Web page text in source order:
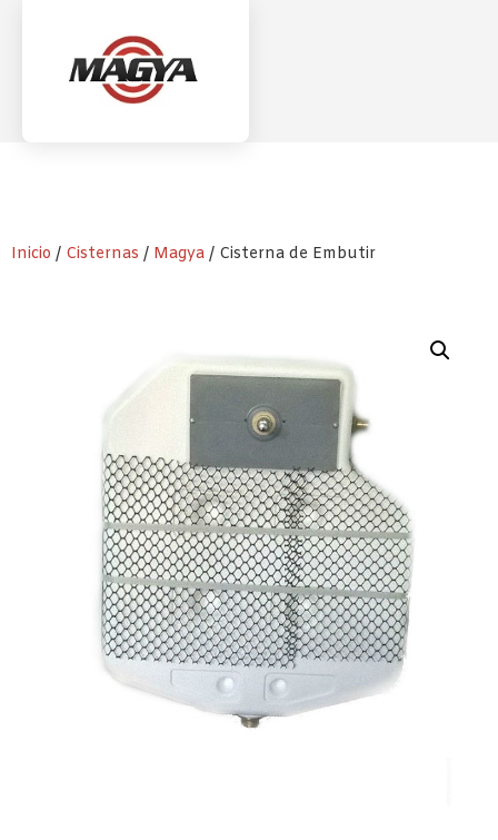
Inicio / Cisternas / Magya / Cisterna de Embutir